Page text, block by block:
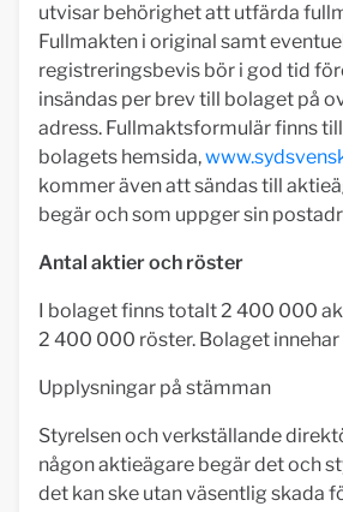
utvisar behörighet att utfärda
Fullmakten i original samt
registreringsbevis bör i god tid
insändas per brev till bolaget på
adress. Fullmaktsformulär finns
bolagets hemsida,
kommer även att sändas till
begär och som uppger sin
Antal aktier och röster
I bolaget finns totalt 2 400 000
2 400 000 röster. Bolaget innehar
Upplysningar på stämman
Styrelsen och verkställande
någon aktieägare begär det och
det kan ske utan väsentlig skada